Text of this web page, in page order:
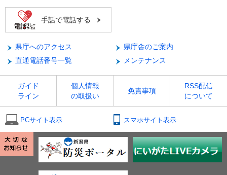
手話で電話する
県庁へのアクセス
県庁舎のご案内
直通電話番号一覧
メンテナンス
ガイド
ライン
個人情報
の取扱い
免責事項
RSS配信
について
PCサイト表示 スマホサイト表示